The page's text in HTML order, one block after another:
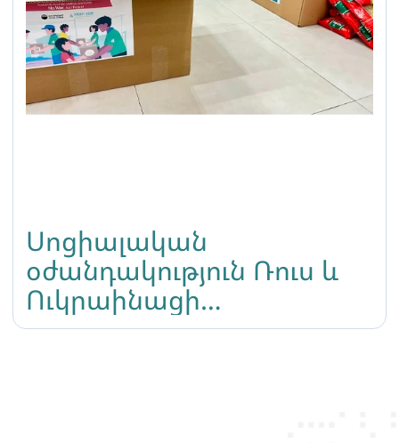
Սոցիալական
օժանդակություն Ռուս և
Ուկրաինացի
ներգաղթյալներին